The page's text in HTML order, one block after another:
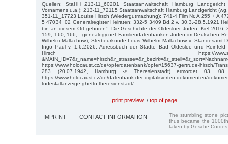
Quellen: StaHH 213-11_60201 Staatsanwaltschaft Hamburg Landgericht
Vornamens u.a.); 213-11_72115 Staatsanwaltschaft Hamburg Landgericht
351-11_17723 Louise Hirsch (Wiedergutmachung); 741-4 Film Nr. A 255 + A
5 47034_02 Generalregister Heiraten; 332-5 3409 Bd.2 v. 30.3.-28.5.1921
bin an diesem Ort geboren". Die Geschichte der Oldesloer Juden, Kiel 2016,
159, 160, 166; genealogy.net Familiendatenbanken Juden im Deutschen
Wilhelm Mallachow); Sterbeurkunde Louis Wilhelm Mallachow v. Standesamt
Ingo Paul v. 1.6.2026; Adressbuch der Städte Bad Oldesloe und Reinfeld
Hirsch https://www.stolpersteine-
https://www.holocaust.cz/de/opferdatenbank/opfer/15637-gertrude-
283 (20.07.1942, Hamburg -> Theresienstadt) ermordet 03.
https://www.holocaust.cz/de/datenbank-der-digitalisierten-dokumenten/
todesfallanzeige-ghetto-theresienstadt/.
print preview / top of page
IMPRINT CONTACT INFORMATION
The stumbling stone
thus became the
taken by Gesche